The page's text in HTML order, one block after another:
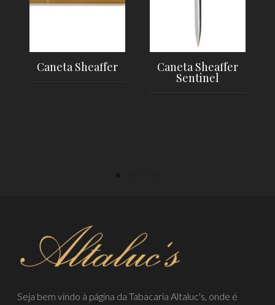
Caneta Sheaffer Caneta Sheaffer
Sentinel
Seja bem vindo à página da Tabacaria Altaluc's, onde é